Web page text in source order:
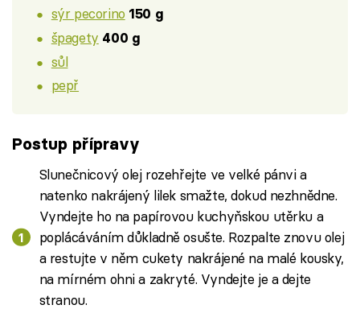
sýr pecorino 150 g
špagety 400 g
sůl
pepř
Postup přípravy
Slunečnicový olej rozehřejte ve velké pánvi a
natenko nakrájený lilek smažte, dokud nezhnědne.
Vyndejte ho na papírovou kuchyňskou utěrku a
poplácáváním důkladně osušte. Rozpalte znovu olej
a restujte v něm cukety nakrájené na malé kousky,
na mírném ohni a zakryté. Vyndejte je a dejte
stranou.